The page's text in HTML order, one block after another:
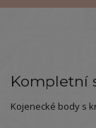
Kompletní
Kojenecké body s